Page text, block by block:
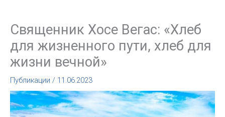
Священник Хосе Вегас: «Хлеб
для жизненного пути, хлеб для
жизни вечной»
Публикации / 11.06.2023